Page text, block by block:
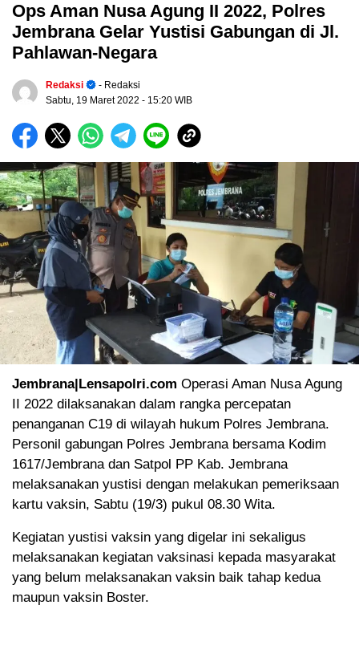
Ops Aman Nusa Agung II 2022, Polres
Jembrana Gelar Yustisi Gabungan di Jl.
Pahlawan-Negara
Redaksi
- Redaksi
Sabtu, 19 Maret 2022 - 15:20 WIB
Jembrana|Lensapolri.com Operasi Aman Nusa Agung
II 2022 dilaksanakan dalam rangka percepatan
penanganan C19 di wilayah hukum Polres Jembrana.
Personil gabungan Polres Jembrana bersama Kodim
1617/Jembrana dan Satpol PP Kab. Jembrana
melaksanakan yustisi dengan melakukan pemeriksaan
kartu vaksin, Sabtu (19/3) pukul 08.30 Wita.
Kegiatan yustisi vaksin yang digelar ini sekaligus
melaksanakan kegiatan vaksinasi kepada masyarakat
yang belum melaksanakan vaksin baik tahap kedua
maupun vaksin Boster.